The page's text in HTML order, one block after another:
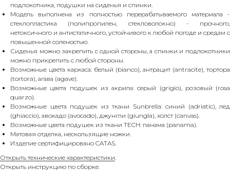
подлокотника, подушки на сиденья и спинки.
Модель выполнена из полностью перерабатываемого материала -
стеклопластика (полипропилен, стекловолокно) - прочного,
нетоксичного и антистатичного, устойчивого к любой погоде и средам с
повышенной соленостью.
Сиденья можно закрепить с одной стороны, а спинки и подлокотники
можно прикрепить с любой стороны.
Возможные цвета каркаса: белый (bianco), антрацит (antracite), тортора
(tortora), агава (agave).
Возможные цвета подушек из акрила: серый (grigio), розовый (rosa
quarzo).
Возможные цвета подушек из ткани Sunbrella: синий (adriatic), лед
(ghiaccio), авокадо (avocado), джунгли (giungla), холст (canvas).
Возможные цвета подушек из ткани TECH: панама (panama).
Матовая отделка, нескользящие ножки.
Изделие сертифицировано CATAS.
Открыть технические характеристики.
Открыть инструкцию по сборке.